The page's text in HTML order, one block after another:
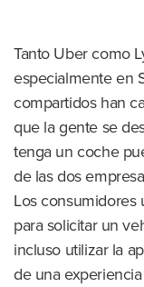
Tanto Uber como
especialmente en
compartidos han
que la gente se
tenga un coche
de las dos
Los consumidores
para solicitar un
incluso utilizar la
de una